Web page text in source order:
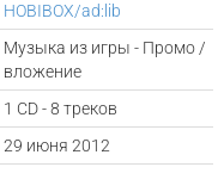
HOBIBOX/ad:lib
Музыка из игры - Промо /
вложение
1 CD - 8 треков
29 июня 2012